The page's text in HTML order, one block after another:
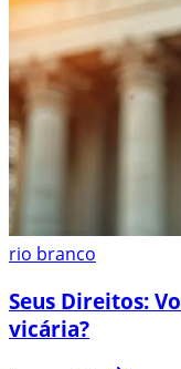
rio branco
Seus Direitos:
vicária?